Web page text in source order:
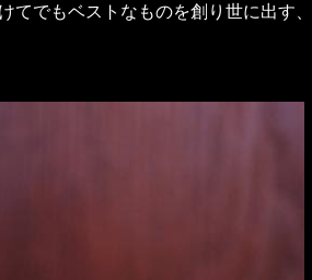
てでもベストなものを創り世に出す